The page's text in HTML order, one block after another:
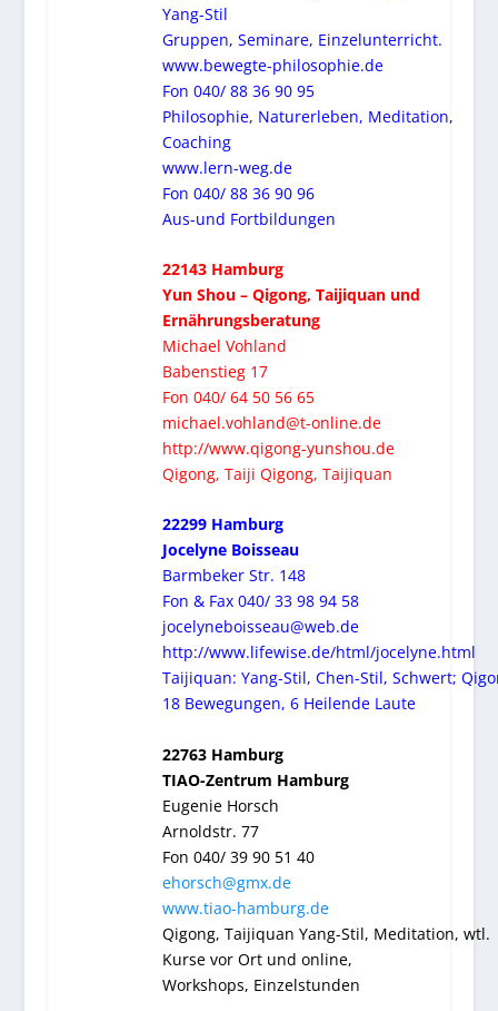
Yang-Stil
Gruppen, Seminare, Einzelunterricht.
www.bewegte-philosophie.de
Fon 040/ 88 36 90 95
Philosophie, Naturerleben, Meditation,
Coaching
www.lern-weg.de
Fon 040/ 88 36 90 96
Aus-und Fortbildungen
22143 Hamburg
Yun Shou – Qigong, Taijiquan und
Ernährungsberatung
Michael Vohland
Babenstieg 17
Fon 040/ 64 50 56 65
michael.vohland@t-online.de
http://www.qigong-yunshou.de
Qigong, Taiji Qigong, Taijiquan
22299 Hamburg
Jocelyne Boisseau
Barmbeker Str. 148
Fon & Fax 040/ 33 98 94 58
jocelyneboisseau@web.de
http://www.lifewise.de/html/jocelyne.html
Taijiquan: Yang-Stil, Chen-Stil, Schwert;
18 Bewegungen, 6 Heilende Laute
22763 Hamburg
TIAO-Zentrum Hamburg
Eugenie Horsch
Arnoldstr. 77
Fon 040/ 39 90 51 40
ehorsch@gmx.de
www.tiao-hamburg.de
Qigong, Taijiquan Yang-Stil, Meditation, wtl.
Kurse vor Ort und online,
Workshops, Einzelstunden